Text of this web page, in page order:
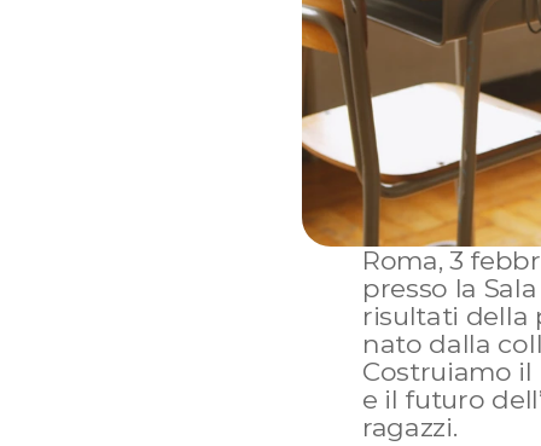
Roma, 3
presso la
risultati della
nato dalla
Costruiamo il
e il futuro
ragazzi.